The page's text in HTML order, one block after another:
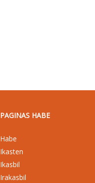
PAGINAS HABE
Habe
Ikasten
Ikasbil
Irakasbil